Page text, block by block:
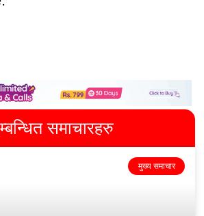
समाचारहरु
मुख्य समाचार